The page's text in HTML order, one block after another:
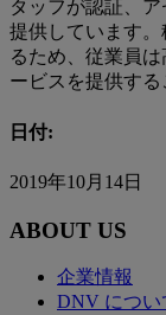
タッフが認証、
提供しています
るため、従業員
ービスを提供する
日付:
2019年10月14日
ABOUT US
企業情報
DNV につい